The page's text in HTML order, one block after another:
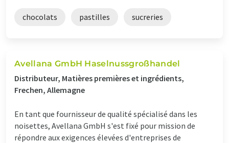
chocolats pastilles sucreries
Avellana GmbH Haselnussgroßhandel
Distributeur, Matières premières et ingrédients,
Frechen, Allemagne
En tant que fournisseur de qualité spécialisé dans les
noisettes, Avellana GmbH s'est fixé pour mission de
répondre aux exigences élevées d'entreprises de